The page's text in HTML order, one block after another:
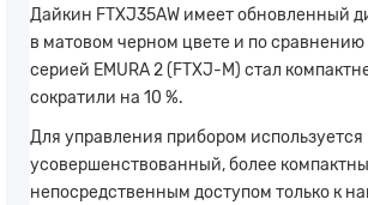
Дайкин FTXJ35AW имеет обновленный
в матовом черном цвете и по
серией EMURA 2 (FTXJ-M) стал
сократили на 10 %.
Для управления прибором используется
усовершенствованный, более
непосредственным доступом только к